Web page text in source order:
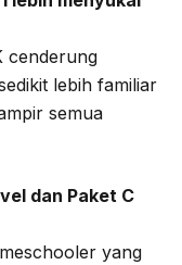
cenderung
lebih familiar
semua
dan Paket C
yang